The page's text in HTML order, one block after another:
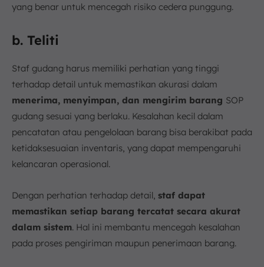
yang benar untuk mencegah risiko cedera punggung.
b. Teliti
Staf gudang harus memiliki perhatian yang tinggi
terhadap detail untuk memastikan akurasi dalam
menerima, menyimpan, dan mengirim barang SOP
gudang sesuai yang berlaku. Kesalahan kecil dalam
pencatatan atau pengelolaan barang bisa berakibat pada
ketidaksesuaian inventaris, yang dapat mempengaruhi
kelancaran operasional.
Dengan perhatian terhadap detail, staf dapat
memastikan setiap barang tercatat secara akurat
dalam sistem. Hal ini membantu mencegah kesalahan
pada proses pengiriman maupun penerimaan barang.